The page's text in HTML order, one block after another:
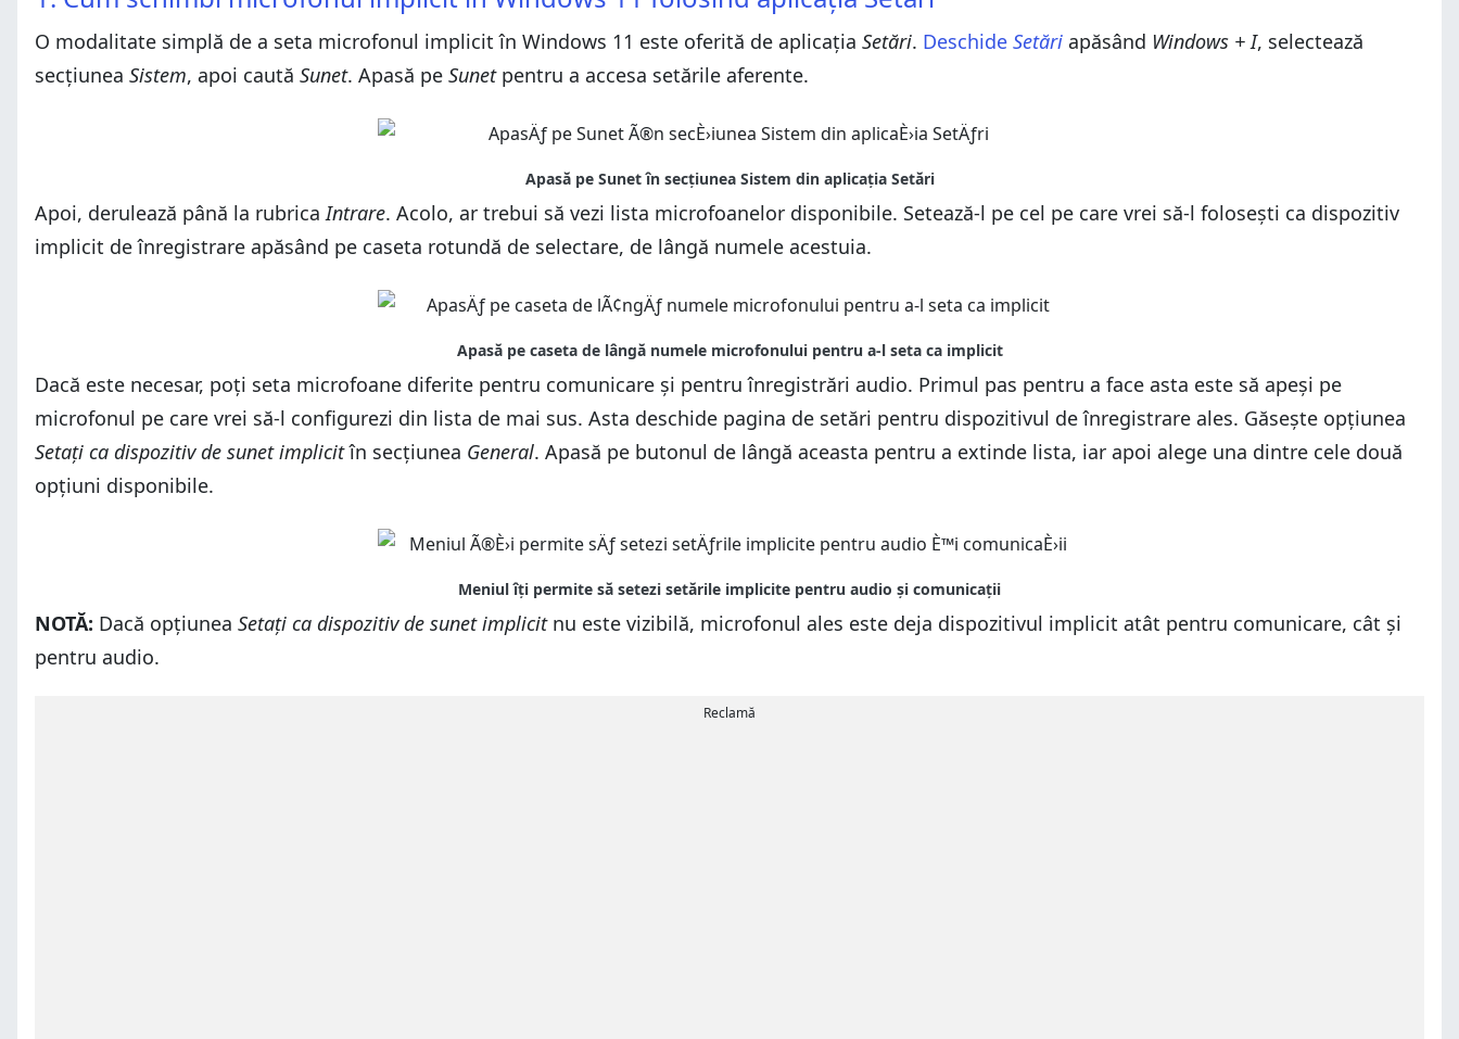
O modalitate simplă de a seta microfonul implicit în Windows 11 este oferită de aplicația Setări. Deschide Setări apăsând Windows + I, selectează
secțiunea Sistem, apoi caută Sunet. Apasă pe Sunet pentru a accesa setările aferente.
Apoi, derulează până la rubricaIntrare. Acolo, ar trebui să vezi lista microfoanelor disponibile. Setează-l pe cel pe care vrei să-l folosești ca dispozitiv
implicit de înregistrare apăsând pe caseta rotundă de selectare, de lângă numele acestuia.
Dacă este necesar, poți seta microfoane diferite pentru comunicare și pentru înregistrări audio. Primul pas pentru a face asta este să apeși pe
microfonul pe care vrei să-l configurezi din lista de mai sus. Asta deschide pagina de setări pentru dispozitivul de înregistrare ales. Găsește opțiunea
Setați ca dispozitiv de sunet implicitîn secțiunea General. Apasă pe butonul de lângă aceasta pentru a extinde lista, iar apoi alege una dintre cele două
opțiuni disponibile.
NOTĂ: Dacă opțiunea Setați ca dispozitiv de sunet implicitnu este vizibilă, microfonul ales este deja dispozitivul implicit atât pentru comunicare, cât și
pentru audio.
Reclamă